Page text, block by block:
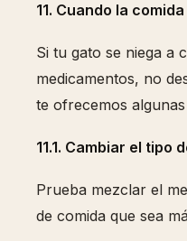
11. Cuando la
Si tu gato se niega a
medicamentos, no
te ofrecemos
11.1. Cambiar el tipo
Prueba mezclar el
de comida que sea